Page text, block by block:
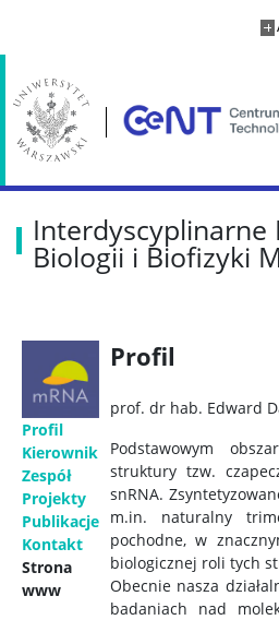
Biologii i Biofizyki
Profil
Kierownik
Zespół
Projekty
Publikacje
Kontakt
Strona
www
Profil
prof. dr hab. Edward
Podstawowym
struktury tzw.
snRNA.
m.in. naturalny
pochodne, w
biologicznej roli tych
Obecnie nasza
badaniach nad